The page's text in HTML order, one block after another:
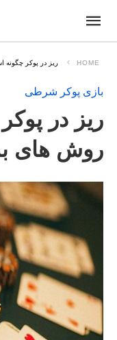
HOME ریز در پوکر چگونه
بازی پوکر شرطی
ریز در
روش های